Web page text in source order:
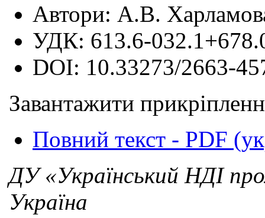
Автори: А.В.
УДК: 613.6-
DOI: 10.33273/2663-
Завантажити
Повний текст - PDF
ДУ «Український НДІ
Україна